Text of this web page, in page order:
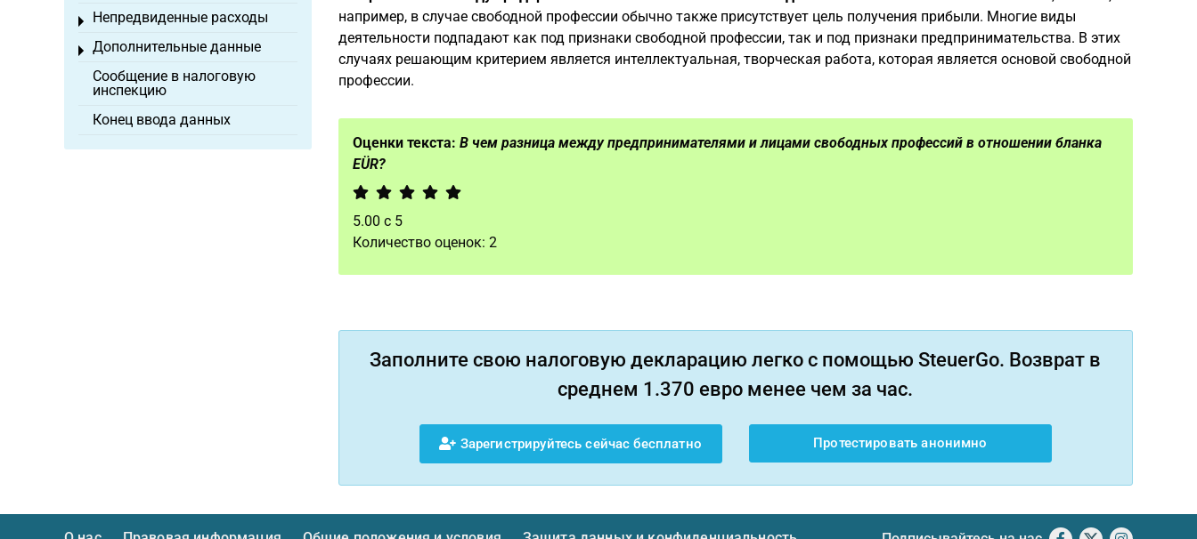
например, в случае свободной профессии обычно также присутствует цель получения прибыли. Многие виды
деятельности подпадают как под признаки свободной профессии, так и под признаки предпринимательства. В этих
случаях решающим критерием является интеллектуальная, творческая работа, которая является основой свободной
профессии.
Оценки текста: В чем разница между предпринимателями и лицами свободных профессий в отношении бланка
EÜR?
5.00 с 5
Количество оценок: 2
Заполните свою налоговую декларацию легко с помощью SteuerGo. Возврат в
среднем 1.370 евро менее чем за час.
Зарегистрируйтесь сейчас бесплатно Протестировать анонимно
Непредвиденные расходы
Toggle menu
Дополнительные данные
Toggle menu
Сообщение в налоговую
инспекцию
Конец ввода данных